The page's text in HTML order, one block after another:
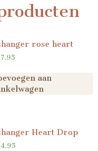
rose heart
aan
Heart Drop